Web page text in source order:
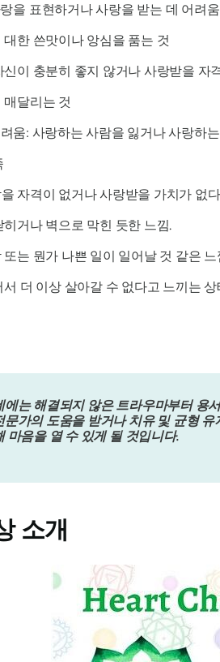
을 표현하거나 사랑을 받는 데 어려
한 쓴맛이나 앙심을 품는 것
신이 충분히 좋지 않거나 사랑받을 자
달리는 것
움: 사랑하는 사람을 잃거나 사랑하
자격이 없거나 사랑받을 가치가 없
히거나 벽으로 막힌 듯한 느낌.
는 뭔가 나쁜 일이 일어날 것 같은 느
더 이상 살아갈 수 없다고 느끼는 상
에는 해결되지 않은 트라우마부터 용
문가의 도움을 받거나 치유 및 균형
마음을 열 수 있게 될 것입니다.
소개